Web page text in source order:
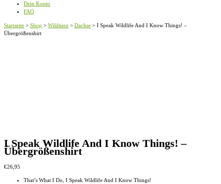
Dein Konto
FAQ
Startseite > Shop > Wildtiere > Dachse > I Speak Wildlife And I Know Things! –
Übergrößenshirt
I Speak Wildlife And I Know Things! –
Übergrößenshirt
€26,95
That’s What I Do, I Speak Wildlife And I Know Things!